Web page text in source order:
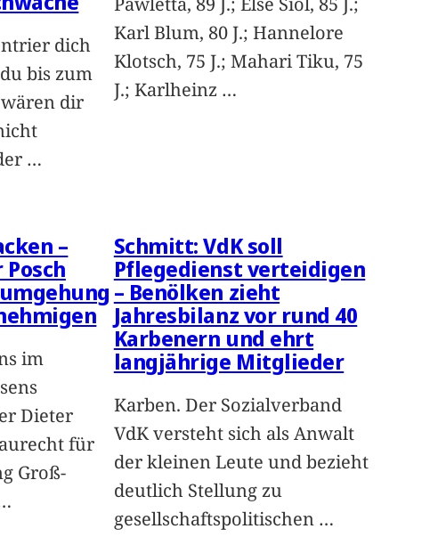
dich
bis zum
dir
…
Karl Blum, 80 J.; Hannelore
Klotsch, 75 J.; Mahari Tiku, 75
J.; Karlheinz …
–
im
Dieter
für
Groß-
Schmitt: VdK soll
Pflegedienst verteidigen
– Benölken zieht
Jahresbilanz vor rund 40
Karbenern und ehrt
langjährige Mitglieder
Karben. Der Sozialverband
VdK versteht sich als Anwalt
der kleinen Leute und bezieht
deutlich Stellung zu
gesellschaftspolitischen …